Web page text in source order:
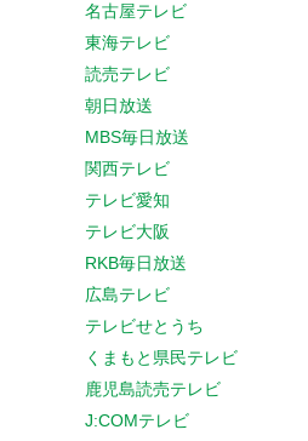
名古屋テレビ
東海テレビ
読売テレビ
朝日放送
MBS毎日放送
関西テレビ
テレビ愛知
テレビ大阪
RKB毎日放送
広島テレビ
テレビせとうち
くまもと県民テレビ
鹿児島読売テレビ
J:COMテレビ